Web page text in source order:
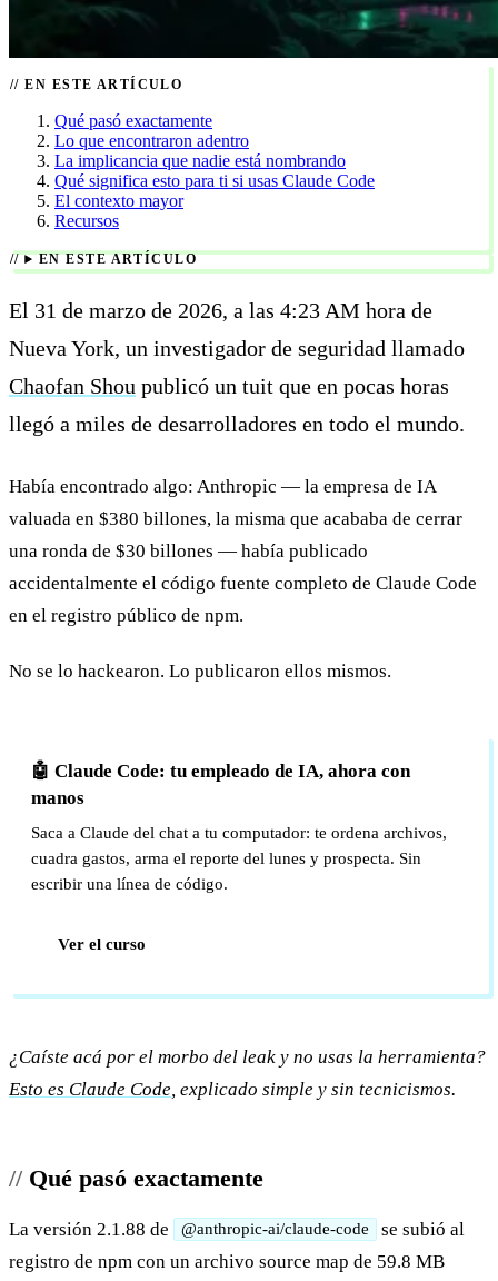
EN ESTE ARTÍCULO
Qué pasó exactamente
Lo que encontraron adentro
La implicancia que nadie está nombrando
Qué significa esto para ti si usas Claude Code
El contexto mayor
Recursos
EN ESTE ARTÍCULO
El 31 de marzo de 2026, a las 4:23 AM hora de
Nueva York, un investigador de seguridad llamado
Chaofan Shou publicó un tuit que en pocas horas
llegó a miles de desarrolladores en todo el mundo.
Había encontrado algo: Anthropic — la empresa de IA
valuada en $380 billones, la misma que acababa de cerrar
una ronda de $30 billones — había publicado
accidentalmente el código fuente completo de Claude Code
en el registro público de npm.
No se lo hackearon. Lo publicaron ellos mismos.
🤖 Claude Code: tu empleado de IA, ahora con
manos
Saca a Claude del chat a tu computador: te ordena archivos,
cuadra gastos, arma el reporte del lunes y prospecta. Sin
escribir una línea de código.
Ver el curso
¿Caíste acá por el morbo del leak y no usas la herramienta?
Esto es Claude Code, explicado simple y sin tecnicismos.
Qué pasó exactamente
La versión 2.1.88 de @anthropic-ai/claude-code
se subió al
registro de npm con un archivo source map de 59.8 MB